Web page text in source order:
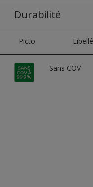
Durabilité
Picto Libellé
Sans COV